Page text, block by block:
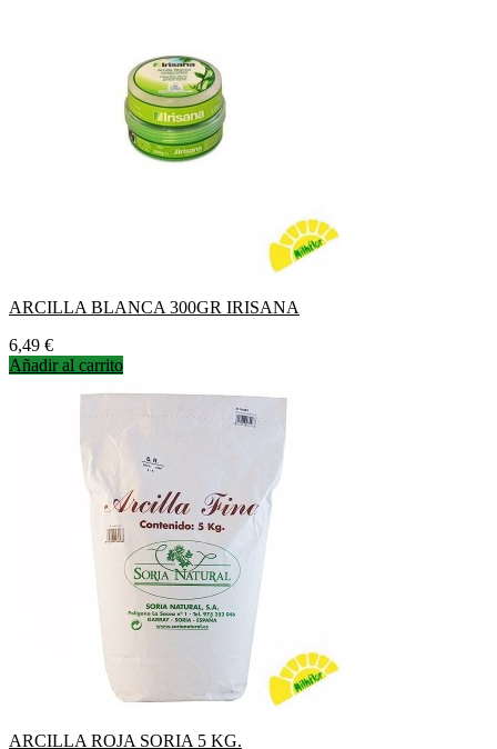
ARCILLA BLANCA 300GR IRISANA
Precio
6,49 €
Añadir al carrito
ARCILLA ROJA SORIA 5 KG.